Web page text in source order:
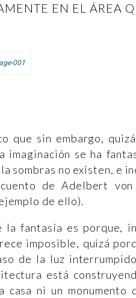
EN EL ÁREA
que sin embargo,
imaginación se ha
sombras no existen, e
de Adelbert von
de ello).
fantasía es porque,
imposible, quizá
de la luz
está
casa ni un monumento